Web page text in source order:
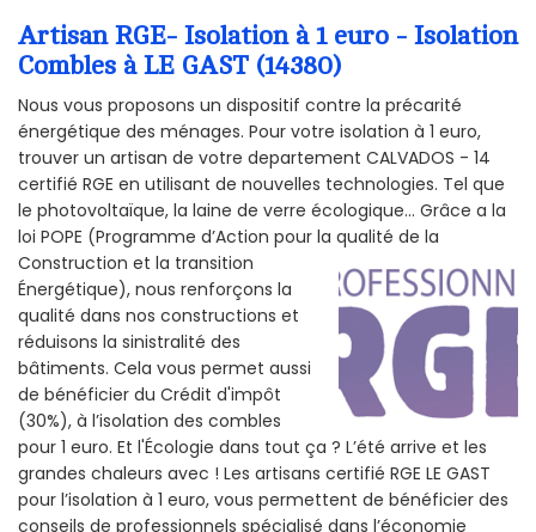
Artisan RGE- Isolation à 1 euro - Isolation
Combles à LE GAST (14380)
Nous vous proposons un dispositif contre la précarité
énergétique des ménages. Pour votre isolation à 1 euro,
trouver un artisan de votre departement CALVADOS - 14
certifié RGE en utilisant de nouvelles technologies. Tel que
le photovoltaïque, la laine de verre écologique... Grâce a la
loi POPE (Programme d’Action pour la qualité de la
Construction et la transition
Énergétique), nous renforçons la
qualité dans nos constructions et
réduisons la sinistralité des
bâtiments. Cela vous permet aussi
de bénéficier du Crédit d'impôt
(30%), à l’isolation des combles
pour 1 euro. Et l'Écologie dans tout ça ? L’été arrive et les
grandes chaleurs avec ! Les artisans certifié RGE LE GAST
pour l’isolation à 1 euro, vous permettent de bénéficier des
conseils de professionnels spécialisé dans l’économie